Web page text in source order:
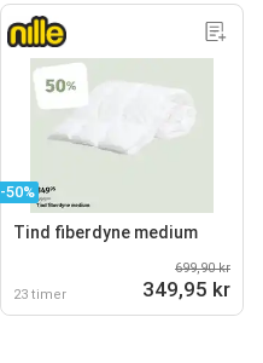
-50%
Tind fiberdyne medium
23 timer
699,90 kr
349,95 kr